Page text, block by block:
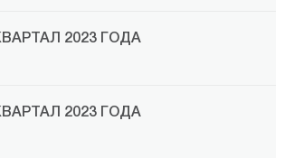
2023 ГОДА
2023 ГОДА